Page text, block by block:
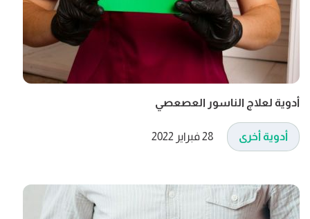
أدوية لعلاج الناسور العصعصي
أدوية أخرى 28 فبراير 2022